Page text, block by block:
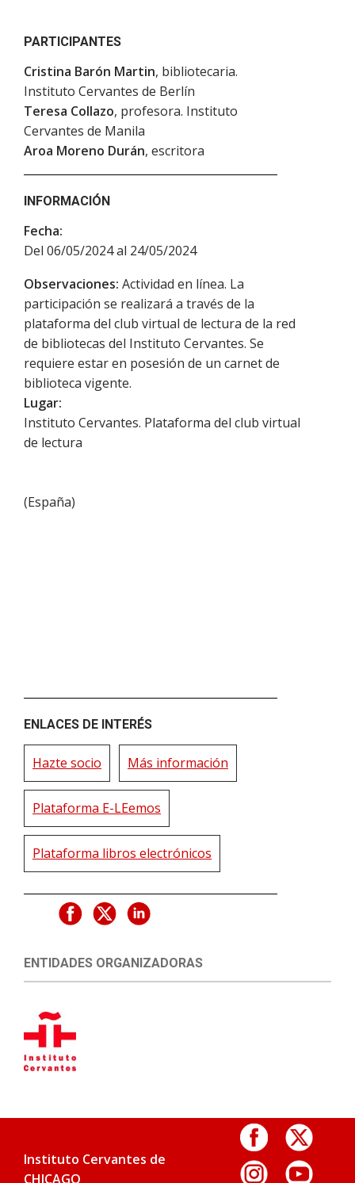
PARTICIPANTES
Cristina Barón Martin, bibliotecaria.
Instituto Cervantes de Berlín
Teresa Collazo, profesora. Instituto
Cervantes de Manila
Aroa Moreno Durán, escritora
INFORMACIÓN
Fecha:
Del 06/05/2024 al 24/05/2024
Observaciones: Actividad en línea. La
participación se realizará a través de la
plataforma del club virtual de lectura de la red
de bibliotecas del Instituto Cervantes. Se
requiere estar en posesión de un carnet de
biblioteca vigente.
Lugar:
Instituto Cervantes. Plataforma del club virtual
de lectura
(España)
ENLACES DE INTERÉS
Hazte socio Más información
Plataforma E-LEemos
Plataforma libros electrónicos
ENTIDADES ORGANIZADORAS
Instituto Cervantes de
CHICAGO